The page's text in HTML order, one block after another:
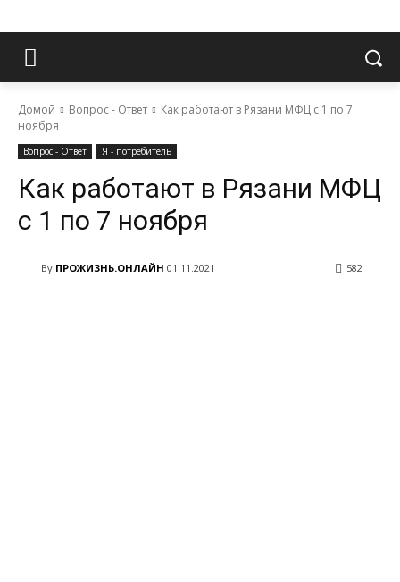
Домой Вопрос - Ответ
Как работают в Рязани МФЦ с 1 по 7
ноября
Вопрос - Ответ Я - потребитель
Как работают в Рязани МФЦ
с 1 по 7 ноября
By ПРОЖИЗНЬ.ОНЛАЙН 01.11.2021 582